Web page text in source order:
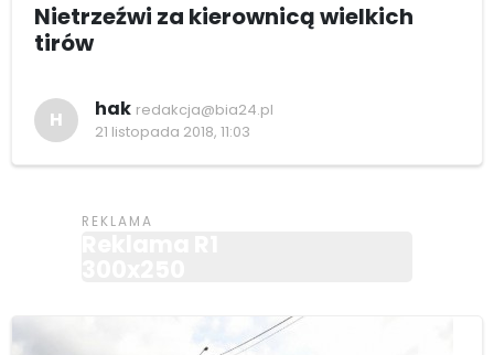
Nietrzeźwi za kierownicą wielkich
tirów
H hak redakcja@bia24.pl
21 listopada 2018, 11:03